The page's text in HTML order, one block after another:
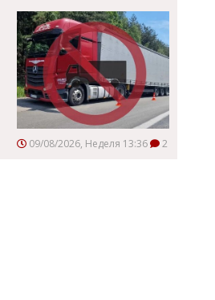
09/08/2026, Неделя 13:36 2